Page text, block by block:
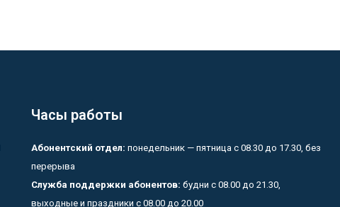
Часы работы
Абонентский отдел: понедельник — пятница с 08.30 до 17.30, без
перерыва
Служба поддержки абонентов: будни с 08.00 до 21.30,
выходные и праздники с 08.00 до 20.00